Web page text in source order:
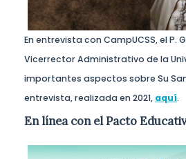
En entrevista con CampUCSS, el P.
Vicerrector Administrativo de la
importantes aspectos sobre Su
entrevista, realizada en 2021, aquí.
En línea con el Pacto